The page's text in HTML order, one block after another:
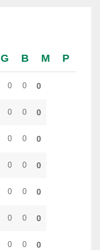
G B M P
0 0 0
0 0 0
0 0 0
0 0 0
0 0 0
0 0 0
0 0 0